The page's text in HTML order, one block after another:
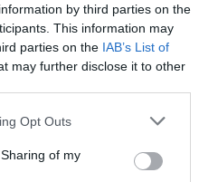
by third parties on the
This information may
parties on the IAB’s List of
may further disclose it to other
app uses one or more Google
behaviour. You may click to
and its third-party tags to
Opt Outs
of my
NEVEZTEK MEG, ÉS A FÖLD